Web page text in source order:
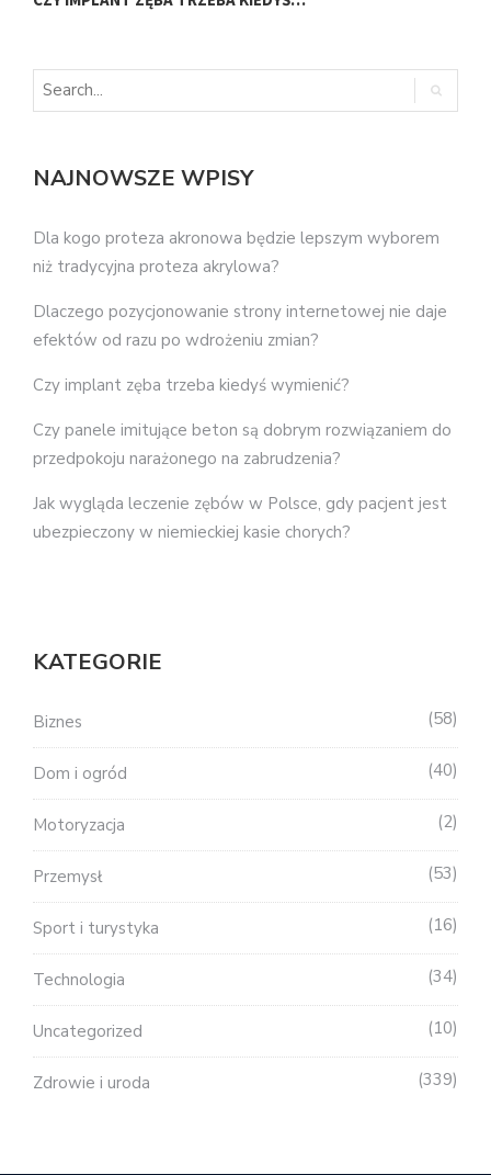
NAJNOWSZE WPISY
Dla kogo proteza akronowa będzie lepszym wyborem
niż tradycyjna proteza akrylowa?
Dlaczego pozycjonowanie strony internetowej nie daje
efektów od razu po wdrożeniu zmian?
Czy implant zęba trzeba kiedyś wymienić?
Czy panele imitujące beton są dobrym rozwiązaniem do
przedpokoju narażonego na zabrudzenia?
Jak wygląda leczenie zębów w Polsce, gdy pacjent jest
ubezpieczony w niemieckiej kasie chorych?
KATEGORIE
Biznes 58
Dom i ogród 40
Motoryzacja 2
Przemysł 53
Sport i turystyka 16
Technologia 34
Uncategorized 10
Zdrowie i uroda 339